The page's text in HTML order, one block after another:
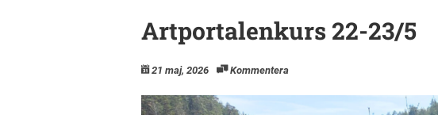
Artportalenkurs 22-23/5
21 maj, 2026 Kommentera